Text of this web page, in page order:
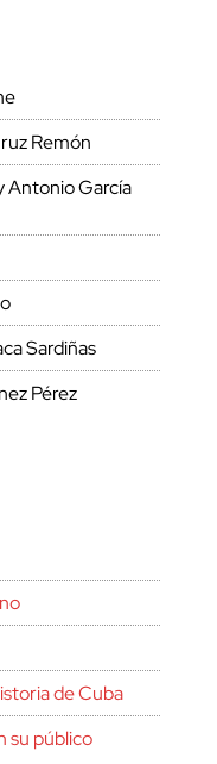
Remón
Antonio García
Sardiñas
Pérez
de Cuba
su público